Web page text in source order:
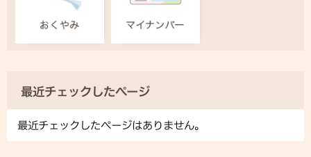
最近チェックしたページ
最近チェックしたページはありません。